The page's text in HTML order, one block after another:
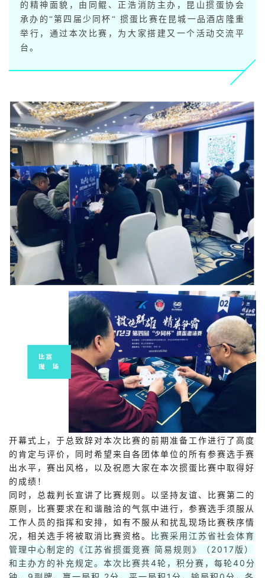
的精神面貌，由同鲲、正浩消防主办，昆山掼蛋协会
承办的“第四届少同杯“ 掼蛋比赛在昆城一品酒店隆重
举行，通过本次比赛，为大家搭建又一个活动交流平
台。
开幕式上，于总致辞对本次比赛的前期准备工作进行了高度
的肯定与评价，同时希望来自各团体单位的所有参赛选手赛
出水平，赛出风格，以及祝愿大家在本次掼蛋比赛中取得好
的成绩！
同时，总裁判长宣讲了比赛规则。以坚持友谊、比赛第二的
原则，比赛要求在和谐融洽的气氛中进行，参赛选手须服从
工作人员的指挥和安排，如有不服从和扰乱现场比赛秩序情
况，相关选手将被取消比赛资格。
比赛采用江苏省社会体育
管理中心制定的《江苏省掼蛋竞赛 简易规则》（2017版）
和主办方的补充规定。本次比赛共4轮，积分赛，每轮40分